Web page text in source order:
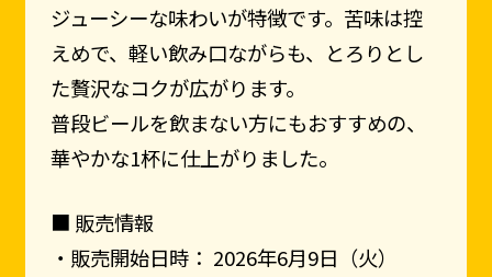
ジューシーな味わいが特徴です。苦味は控
えめで、軽い飲み口ながらも、とろりとし
た贅沢なコクが広がります。
普段ビールを飲まない方にもおすすめの、
華やかな1杯に仕上がりました。
■ 販売情報
・販売開始日時： 2026年6月9日（火）